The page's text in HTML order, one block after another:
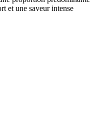
et une saveur intense